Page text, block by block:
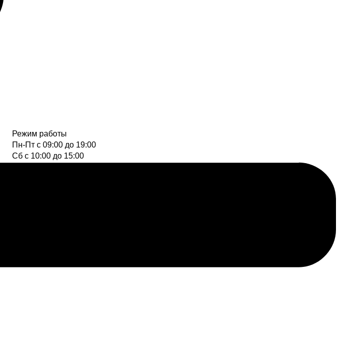
Режим работы
Пн-Пт с 09:00 до 19:00
Cб с 10:00 до 15:00